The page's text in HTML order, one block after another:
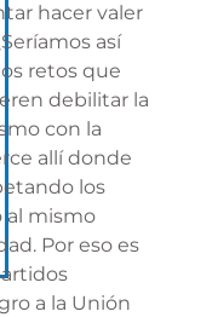
hacer valer
así
retos que
debilitar la
con la
allí donde
los
al mismo
Por eso es
a la Unión